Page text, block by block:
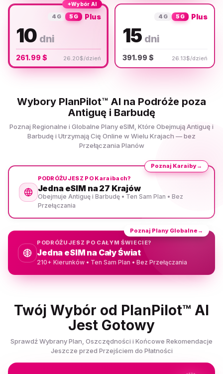
✦Wybór AI
4G 5G Plus
10 dni
261.99 $ 26.20$/dzień
4G 5G Plus
15 dni
391.99 $ 26.13$/dzień
Wybory PlanPilot™ AI na Podróże poza
Antiguę i Barbudę
Poznaj Regionalne i Globalne Plany eSIM, Które Obejmują Antiguę i
Barbudę i Utrzymają Cię Online w Wielu Krajach — bez
Przełączania Planów
PODRÓŻUJESZ PO Karaibach?
Jedna eSIM na 27 Krajów
Obejmuje Antiguę i Barbudę • Ten Sam Plan • Bez
Przełączania
Poznaj Karaiby→
PODRÓŻUJESZ PO CAŁYM ŚWIECIE?
Jedna eSIM na Cały Świat
210+ Kierunków • Ten Sam Plan • Bez Przełączania
Poznaj Plany Globalne →
Twój Wybór od PlanPilot™ AI
Jest Gotowy
Sprawdź Wybrany Plan, Oszczędności i Końcowe Rekomendacje
Jeszcze przed Przejściem do Płatności